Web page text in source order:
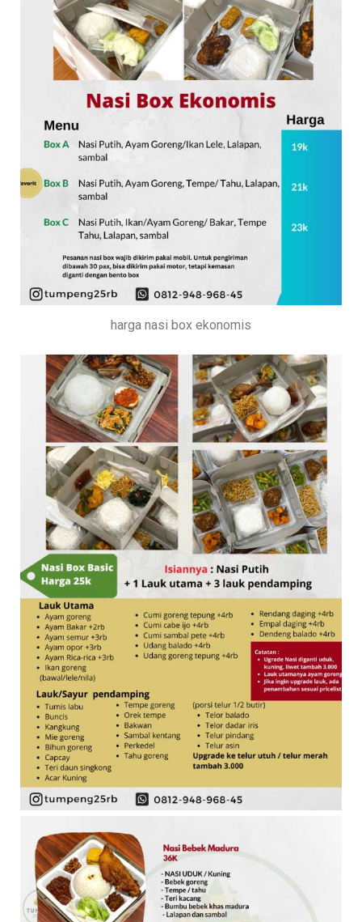
harga nasi box ekonomis